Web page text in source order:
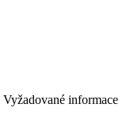
Vyžadované informace